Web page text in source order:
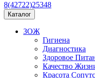
8(42722)25348
Каталог
ЗОЖ
Гигиена
Диагностика
Здоровое
Качество
Красота